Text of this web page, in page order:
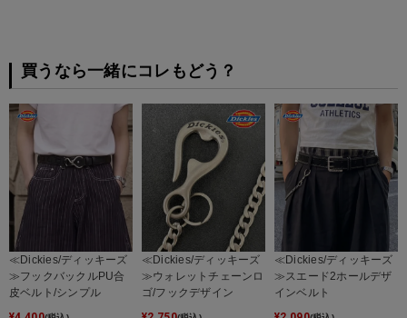
買うなら一緒にコレもどう？
≪Dickies/ディッキーズ
≫フックバックルPU合
皮ベルト/シンプル
≪Dickies/ディッキーズ
≫ウォレットチェーンロ
ゴ/フックデザイン
≪Dickies/ディッキーズ
≫スエード2ホールデザ
インベルト